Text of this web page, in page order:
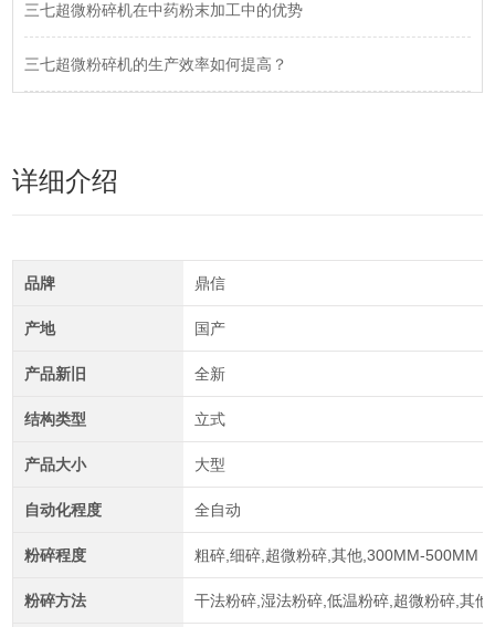
三七超微粉碎机在中药粉末加工中的优势
三七超微粉碎机的生产效率如何提高？
详细介绍
品牌 鼎信
产地 国产
产品新旧 全新
结构类型 立式
产品大小 大型
自动化程度 全自动
粉碎程度 粗碎,细碎,超微粉碎,其他,300MM-500MM
粉碎方法 干法粉碎,湿法粉碎,低温粉碎,超微粉碎,其他